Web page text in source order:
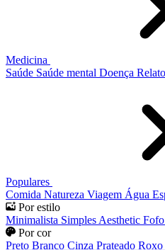
Medicina
Saúde Saúde mental Doença
Populares
Comida Natureza Viagem Água
Por estilo
Minimalista Simples Aesthetic Fofo
Por cor
Preto Branco Cinza Prateado Roxo